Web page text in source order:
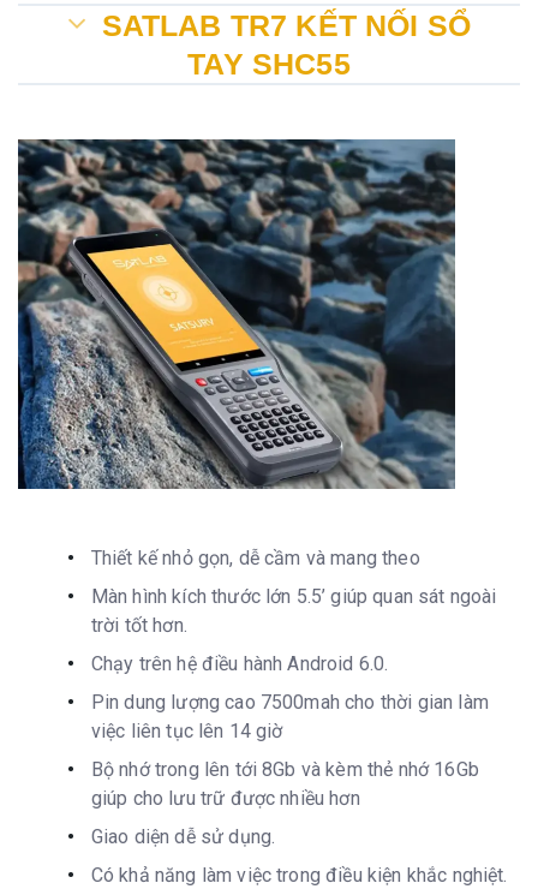
SATLAB TR7 KẾT NỐI SỔ
TAY SHC55
Thiết kế nhỏ gọn, dễ cầm và mang theo
Màn hình kích thước lớn 5.5’ giúp quan sát ngoài
trời tốt hơn.
Chạy trên hệ điều hành Android 6.0.
Pin dung lượng cao 7500mah cho thời gian làm
việc liên tục lên 14 giờ
Bộ nhớ trong lên tới 8Gb và kèm thẻ nhớ 16Gb
giúp cho lưu trữ được nhiều hơn
Giao diện dễ sử dụng.
Có khả năng làm việc trong điều kiện khắc nghiệt.